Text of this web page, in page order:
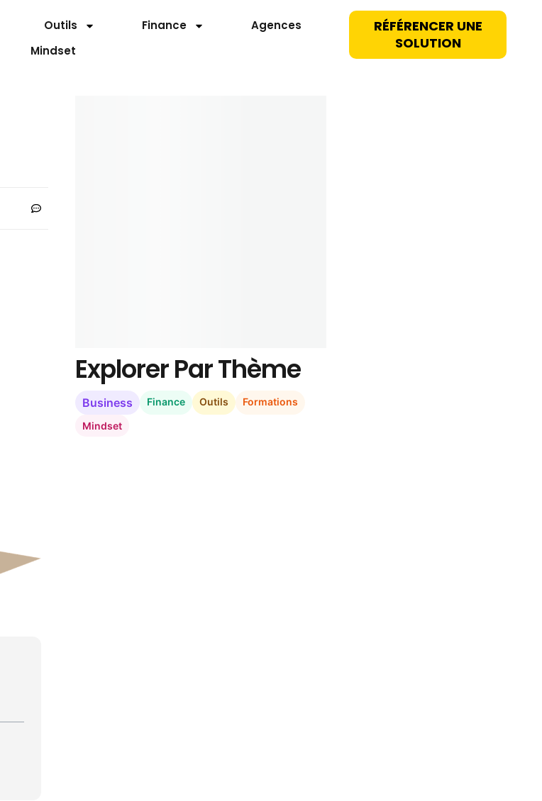
Outils Finance
Agences
Mindset
RÉFÉRENCER UNE
SOLUTION
Explorer Par Thème
Business Finance Outils
Formations
Mindset